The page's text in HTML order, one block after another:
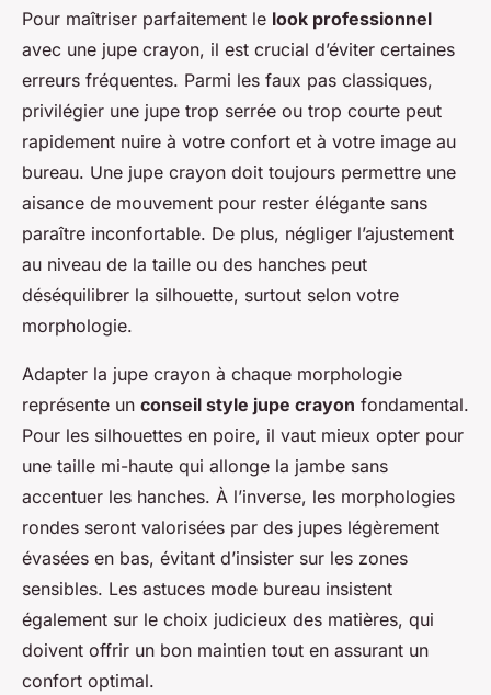
Pour maîtriser parfaitement le look professionnel
avec une jupe crayon, il est crucial d’éviter certaines
erreurs fréquentes. Parmi les faux pas classiques,
privilégier une jupe trop serrée ou trop courte peut
rapidement nuire à votre confort et à votre image au
bureau. Une jupe crayon doit toujours permettre une
aisance de mouvement pour rester élégante sans
paraître inconfortable. De plus, négliger l’ajustement
au niveau de la taille ou des hanches peut
déséquilibrer la silhouette, surtout selon votre
morphologie.
Adapter la jupe crayon à chaque morphologie
représente un conseil style jupe crayon fondamental.
Pour les silhouettes en poire, il vaut mieux opter pour
une taille mi-haute qui allonge la jambe sans
accentuer les hanches. À l’inverse, les morphologies
rondes seront valorisées par des jupes légèrement
évasées en bas, évitant d’insister sur les zones
sensibles. Les astuces mode bureau insistent
également sur le choix judicieux des matières, qui
doivent offrir un bon maintien tout en assurant un
confort optimal.